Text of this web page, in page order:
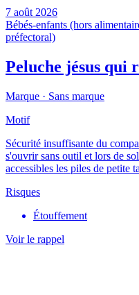
7 août 2026
Bébés-enfants (hors
préfectoral)
Peluche jésus qui
Marque · Sans marque
Motif
Sécurité insuffisante du
s'ouvrir sans outil et lors de
accessibles les piles de petite
Risques
Étouffement
Voir le rappel